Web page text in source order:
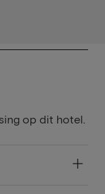
op dit hotel.